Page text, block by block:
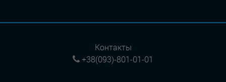
Контакты
+38(093)-801-01-01